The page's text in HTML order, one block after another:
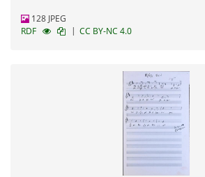
128 JPEG
RDF
| CC BY-NC 4.0